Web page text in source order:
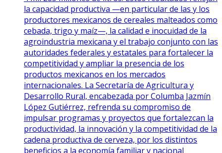
la capacidad productiva —en particular de las y los
productores mexicanos de cereales malteados como
cebada, trigo y maíz—, la calidad e inocuidad de la
agroindustria mexicana y el trabajo conjunto con las
autoridades federales y estatales para fortalecer la
competitividad y ampliar la presencia de los
productos mexicanos en los mercados
internacionales. La Secretaría de Agricultura y
Desarrollo Rural, encabezada por Columba Jazmín
López Gutiérrez, refrenda su compromiso de
impulsar programas y proyectos que fortalezcan la
productividad, la innovación y la competitividad de la
cadena productiva de cerveza, por los distintos
beneficios a la economía familiar y nacional